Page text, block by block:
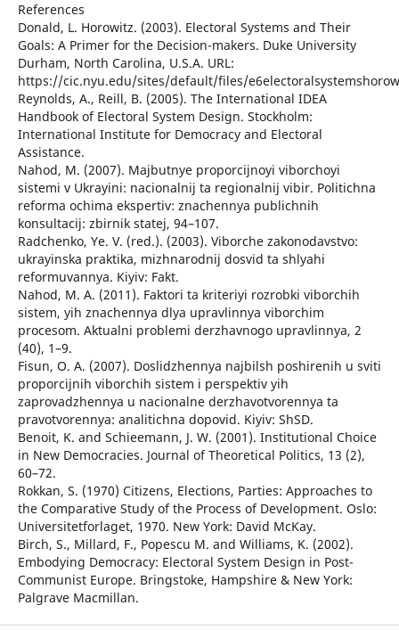
References
Donald, L. Horowitz. (2003). Electoral Systems and Their
Goals: A Primer for the Decision-makers. Duke University
Durham, North Carolina, U.S.A. URL:
https://cic.nyu.edu/sites/default/files/
Reynolds, A., Reill, B. (2005). The International IDEA
Handbook of Electoral System Design. Stockholm:
International Institute for Democracy and Electoral
Assistance.
Nahod, M. (2007). Majbutnye proporcijnoyi viborchoyi
sistemi v Ukrayini: nacionalnij ta regionalnij vibir. Politichna
reforma ochima ekspertiv: znachennya publichnih
konsultacij: zbirnik statej, 94–107.
Radchenko, Ye. V. (red.). (2003). Viborche zakonodavstvo:
ukrayinska praktika, mizhnarodnij dosvid ta shlyahi
reformuvannya. Kiyiv: Fakt.
Nahod, M. A. (2011). Faktori ta kriteriyi rozrobki viborchih
sistem, yih znachennya dlya upravlinnya viborchim
procesom. Aktualni problemi derzhavnogo upravlinnya, 2
(40), 1–9.
Fisun, O. A. (2007). Doslidzhennya najbilsh poshirenih u sviti
proporcijnih viborchih sistem i perspektiv yih
zaprovadzhennya u nacionalne derzhavotvorennya ta
pravotvorennya: analitichna dopovid. Kiyiv: ShSD.
Benoit, K. and Schieemann, J. W. (2001). Institutional Choice
in New Democracies. Journal of Theoretical Politics, 13 (2),
60–72.
Rokkan, S. (1970) Citizens, Elections, Parties: Approaches to
the Comparative Study of the Process of Development. Oslo:
Universitetforlaget, 1970. New York: David McKay.
Birch, S., Millard, F., Popescu M. and Williams, K. (2002).
Embodying Democracy: Electoral System Design in Post-
Communist Europe. Bringstoke, Hampshire & New York:
Palgrave Macmillan.